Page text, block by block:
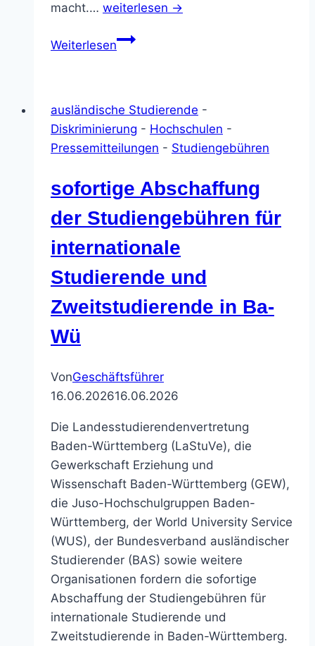
macht.… weiterlesen →
WeiterlesenBAS:
Signal
–
Studiengebühren
keine
Finanzierungsprobleme
ausländische Studierende -
Diskriminierung - Hochschulen -
Pressemitteilungen - Studiengebühren
sofortige Abschaffung
der Studiengebühren für
internationale
Studierende und
Zweitstudierende in Ba-
Wü
VonGeschäftsführer
16.06.202616.06.2026
Die Landesstudierendenvertretung
Baden-Württemberg (LaStuVe), die
Gewerkschaft Erziehung und
Wissenschaft Baden-Württemberg (GEW),
die Juso-Hochschulgruppen Baden-
Württemberg, der World University Service
(WUS), der Bundesverband ausländischer
Studierender (BAS) sowie weitere
Organisationen fordern die sofortige
Abschaffung der Studiengebühren für
internationale Studierende und
Zweitstudierende in Baden-Württemberg.